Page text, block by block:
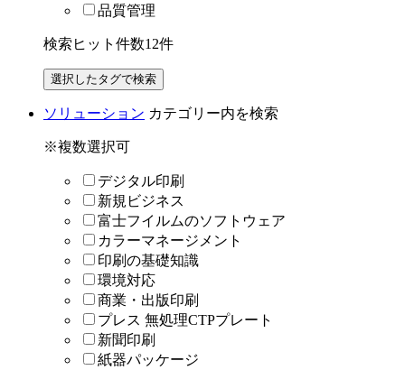
品質管理
検索ヒット件数12件
ソリューション カテゴリー内を検索
※複数選択可
デジタル印刷
新規ビジネス
富士フイルムのソフトウェア
カラーマネージメント
印刷の基礎知識
環境対応
商業・出版印刷
プレス 無処理CTPプレート
新聞印刷
紙器パッケージ